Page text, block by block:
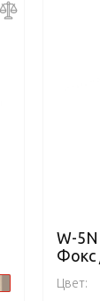
W-
Фокс
Цвет: